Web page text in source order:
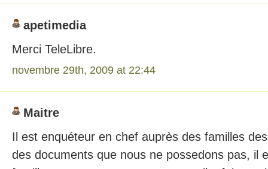
apetimedia
Merci TeleLibre.
novembre 29th, 2009 at 22:44
Maitre
Il est enquéteur en chef auprès des familles
des documents que nous ne possedons pas, il